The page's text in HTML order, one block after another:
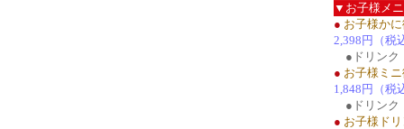
▼お子様メ
● お子様か
2,398円（税
●ドリンク
● お子様ミ
1,848円（税
●ドリンク
● お子様ド